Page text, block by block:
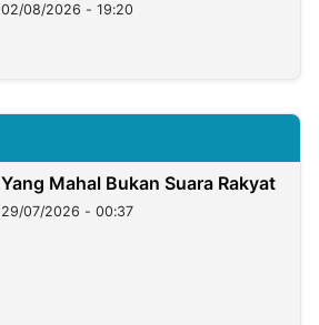
02/08/2026 - 19:20
Yang Mahal Bukan Suara Rakyat
29/07/2026 - 00:37